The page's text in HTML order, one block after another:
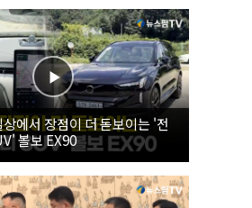
에서 장점이 더 돋보이는 '전
볼보 EX90